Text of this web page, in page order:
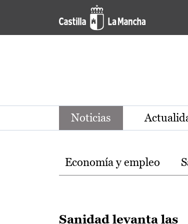
Pasar al contenido principal
Noticias de la región
Noticias
Temas
Economía y empleo
Sanidad levanta las